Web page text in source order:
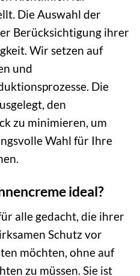
Die Auswahl der
Berücksichtigung ihrer
Wir setzen auf
und
Die
den
zu minimieren, um
Wahl für Ihre
ideal?
alle gedacht, die ihrer
Schutz vor
möchten, ohne auf
zu müssen. Sie ist